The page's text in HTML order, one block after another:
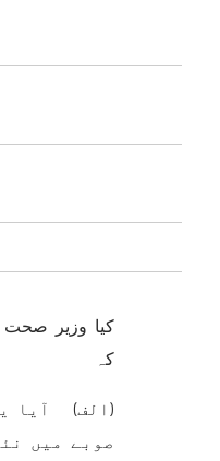
کیا وزیر صحت
کہ
(الف) آیا
صوبے میں